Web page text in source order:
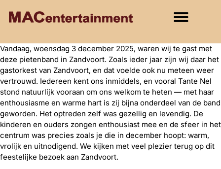
Vandaag, woensdag 3 december 2025, waren wij te gast met
deze pietenband in Zandvoort. Zoals ieder jaar zijn wij daar het
gastorkest van Zandvoort, en dat voelde ook nu meteen weer
vertrouwd. Iedereen kent ons inmiddels, en vooral Tante Nel
stond natuurlijk vooraan om ons welkom te heten — met haar
enthousiasme en warme hart is zij bijna onderdeel van de band
geworden. Het optreden zelf was gezellig en levendig. De
kinderen en ouders zongen enthousiast mee en de sfeer in het
centrum was precies zoals je die in december hoopt: warm,
vrolijk en uitnodigend. We kijken met veel plezier terug op dit
feestelijke bezoek aan Zandvoort.